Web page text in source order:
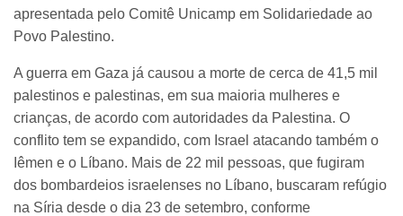
apresentada pelo Comitê Unicamp em Solidariedade ao
Povo Palestino.
A guerra em Gaza já causou a morte de cerca de 41,5 mil
palestinos e palestinas, em sua maioria mulheres e
crianças, de acordo com autoridades da Palestina. O
conflito tem se expandido, com Israel atacando também o
Iêmen e o Líbano. Mais de 22 mil pessoas, que fugiram
dos bombardeios israelenses no Líbano, buscaram refúgio
na Síria desde o dia 23 de setembro, conforme